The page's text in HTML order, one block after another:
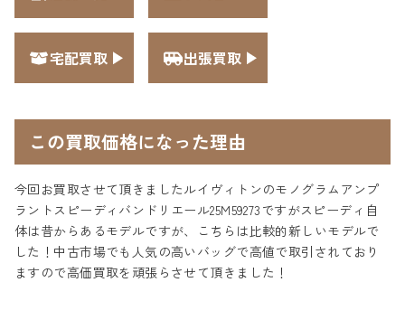
宅配買取 出張買取
この買取価格になった理由
今回お買取させて頂きましたルイヴィトンのモノグラムアンプ
ラントスピーディバンドリエール25M59273ですがスピーディ自
体は昔からあるモデルですが、こちらは比較的新しいモデルで
した！中古市場でも人気の高いバッグで高値で取引されており
ますので高価買取を頑張らさせて頂きました！